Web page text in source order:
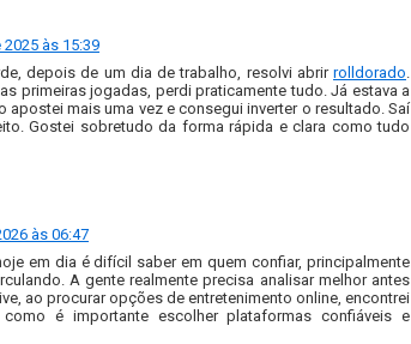
às 15:39
depois de um dia de trabalho, resolvi abrir rolldorado
primeiras jogadas, perdi praticamente tudo. Já estava a
apostei mais uma vez e consegui inverter o resultado. Saí
Gostei sobretudo da forma rápida e clara como tudo
às 06:47
em dia é difícil saber em quem confiar, principalmente
A gente realmente precisa analisar melhor antes
ao procurar opções de entretenimento online, encontrei
é importante escolher plataformas confiáveis e